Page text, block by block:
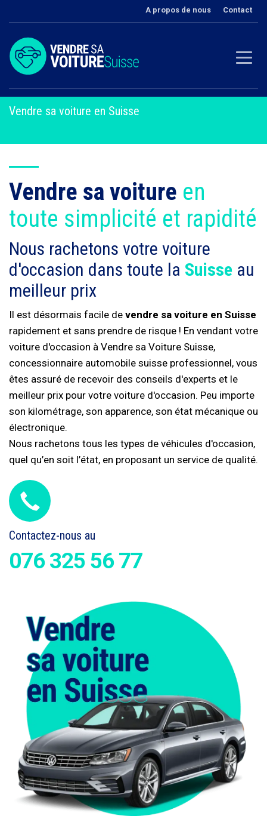
A propos de nous Contact
Vendre sa voiture en Suisse
Vendre sa voiture en
toute simplicité et rapidité
Nous rachetons votre voiture
d'occasion dans toute la Suisse au
meilleur prix
Il est désormais facile de vendre sa voiture en Suisse
rapidement et sans prendre de risque ! En vendant votre
voiture d'occasion à Vendre sa Voiture Suisse,
concessionnaire automobile suisse professionnel, vous
êtes assuré de recevoir des conseils d'experts et le
meilleur prix pour votre voiture d'occasion. Peu importe
son kilométrage, son apparence, son état mécanique ou
électronique.
Nous rachetons tous les types de véhicules d'occasion,
quel qu’en soit l’état, en proposant un service de qualité.
Contactez-nous au
076 325 56 77